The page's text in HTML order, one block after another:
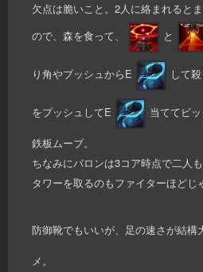
欠点は脆いこと。2人に絡まれるとま
ので、森を食って、
と
り角やブッシュからE して
をプッシュしてE 当ててビ
鉄板ムーブ。
ちなみにバロンは3コア時点で二人
タワーを取るのもファイターほどじ
防御靴でもいいが、足の速さが結構
メ。